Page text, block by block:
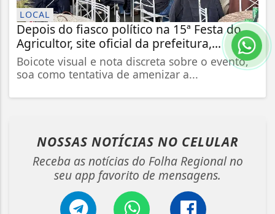
LOCAL
Depois do fiasco político na 15ª Festa do
Agricultor, site oficial da prefeitura,...
Boicote visual e nota discreta sobre o evento,
soa como tentativa de amenizar a...
NOSSAS NOTÍCIAS NO CELULAR
Receba as notícias do Folha Regional no
seu app favorito de mensagens.